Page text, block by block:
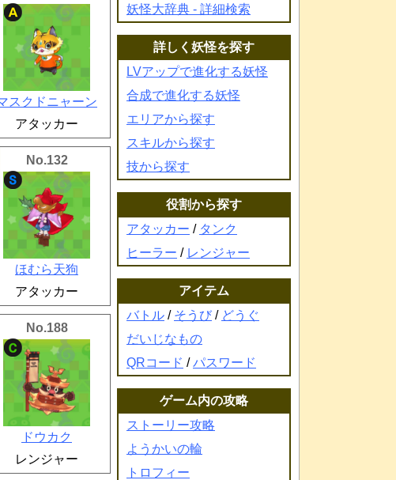
スクドニャーン
アタッカー
No.132
ほむら天狗
アタッカー
No.188
ドウカク
レンジャー
妖怪大辞典 - 詳細検索
詳しく妖怪を探す
LVアップで進化する妖怪
合成で進化する妖怪
エリアから探す
スキルから探す
技から探す
役割から探す
アタッカー / タンク
ヒーラー / レンジャー
アイテム
バトル / そうび / どうぐ
だいじなもの
QRコード /パスワード
ゲーム内の攻略
ストーリー攻略
ようかいの輪
トロフィー